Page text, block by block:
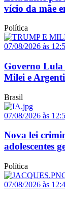
vício da mãe
Política
07/08/2026 às
Governo Lula
Milei e
Brasil
07/08/2026 às
Nova lei
adolescentes
Política
07/08/2026 às